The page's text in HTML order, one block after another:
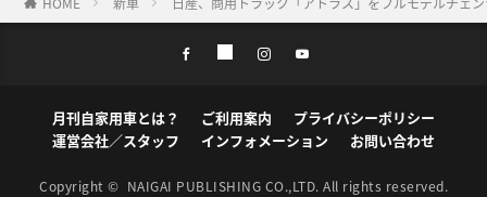
月刊自家用車とは？ ご利用案内
プライバシーポリシー
運営会社／スタッフ
インフォメーション お問い合わせ
Copyright © NAIGAI PUBLISHING CO.,LTD. All rights reserved.